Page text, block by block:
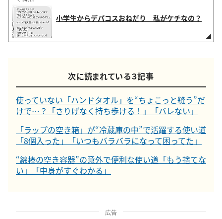
小学生からデパコスおねだり 私がケチなの？
次に読まれている３記事
使っていない「ハンドタオル」を“ちょこっと縫う”だ
けで…？「さりげなく持ち歩ける！」「バレない」
「ラップの空き箱」が“冷蔵庫の中”で活躍する使い道
「8個入った」「いつもバラバラになって困ってた」
“綿棒の空き容器”の意外で便利な使い道「もう捨てな
い」「中身がすぐわかる」
広告